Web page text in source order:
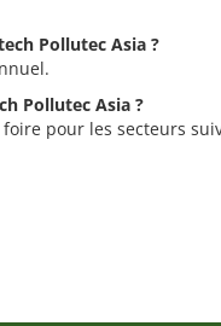
Pollutec Asia ?
Pollutec Asia ?
foire pour les secteurs